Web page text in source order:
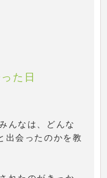
た日
んなは、どんな
出会ったのかを教